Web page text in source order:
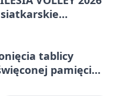
siatkarskie
tablicy
pamięci